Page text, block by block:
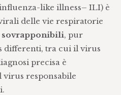
like illness– ILI) è
delle vie respiratorie
, pur
differenti, tra cui il virus
precisa è
responsabile